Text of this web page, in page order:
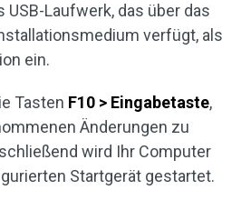
USB-Laufwerk, das über das
verfügt, als
ein.
Tasten F10 > Eingabetaste,
Änderungen zu
wird Ihr Computer
Startgerät gestartet.